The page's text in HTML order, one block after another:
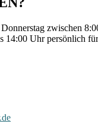
zwischen
14:00 Uhr persönlich für